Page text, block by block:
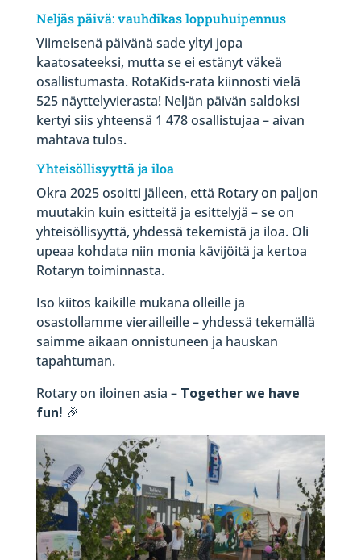
Neljäs päivä: vauhdikas loppuhuipennus
Viimeisenä päivänä sade yltyi jopa
kaatosateeksi, mutta se ei estänyt väkeä
osallistumasta. RotaKids-rata kiinnosti vielä
525 näyttelyvierasta! Neljän päivän saldoksi
kertyi siis yhteensä 1 478 osallistujaa – aivan
mahtava tulos.
Yhteisöllisyyttä ja iloa
Okra 2025 osoitti jälleen, että Rotary on paljon
muutakin kuin esitteitä ja esittelyjä – se on
yhteisöllisyyttä, yhdessä tekemistä ja iloa. Oli
upeaa kohdata niin monia kävijöitä ja kertoa
Rotaryn toiminnasta.
Iso kiitos kaikille mukana olleille ja
osastollamme vierailleille – yhdessä tekemällä
saimme aikaan onnistuneen ja hauskan
tapahtuman.
Rotary on iloinen asia – Together we have
fun! 🎉